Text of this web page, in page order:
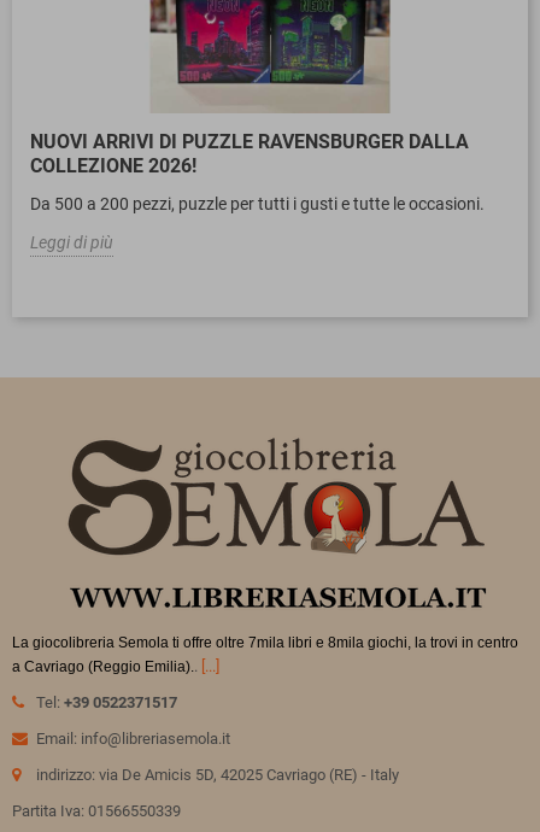
NUOVI ARRIVI DI PUZZLE RAVENSBURGER DALLA
COLLEZIONE 2026!
Da 500 a 200 pezzi, puzzle per tutti i gusti e tutte le occasioni.
Leggi di più
La giocolibreria Semola ti offre oltre 7mila libri e 8mila giochi, la trovi in centro
a Cavriago (Reggio Emilia). . [...]
Tel: +39 0522371517
Email: info@libreriasemola.it
indirizzo: via De Amicis 5D, 42025 Cavriago (RE) - Italy
Partita Iva: 01566550339